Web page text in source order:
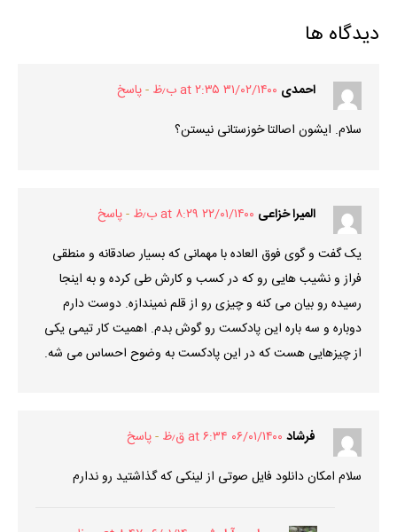
دیدگاه ها
احمدی ۳۱/۰۲/۱۴۰۰ at ۲:۳۵ ب٫ظ
پاسخ
سلام. ایشون اصالتا خوزستانی نیستن؟
المیرا خزاعی ۲۲/۰۱/۱۴۰۰ at ۸:۲۹ ب٫ظ
پاسخ
یک گفت و گوی فوق العاده با مهمانی که بسیار صادقانه و منطقی
فراز و نشیب هایی رو که در کسب و کارش طی کرده و به اینجا
رسیده رو بیان می کنه و چیزی رو از قلم نمیندازه. دوست دارم
دوباره و سه باره این پادکست رو گوش بدم. اهمیت کار تیمی یکی
از چیزهایی هست که در این پادکست به وضوح احساس می شه.
فرشاد ۰۶/۰۱/۱۴۰۰ at ۶:۳۴ ق٫ظ
پاسخ
سلام امکان دانلود فایل صوتی از لینکی که گذاشتید رو ندارم